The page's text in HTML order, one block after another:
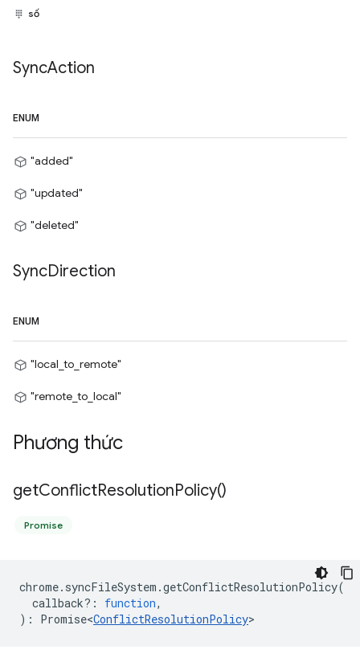
số
SyncAction
ENUM
"added"
"updated"
"deleted"
SyncDirection
ENUM
"local_to_remote"
"remote_to_local"
Phương thức
getConflictResolutionPolicy()
Promise
chrome. syncFileSystem .getConflictResolutionPolicy(
callback? : function,
) : Promise<ConflictResolutionPolicy>